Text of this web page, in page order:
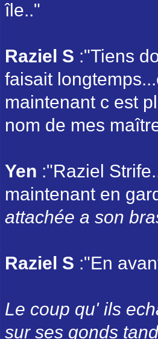
île.."
Raziel S :"Tiens
faisait
maintenant c est
nom de mes
Yen :"Raziel
maintenant en
attachée a son
Raziel S :"En
Le coup qu' ils
sur ses gonds